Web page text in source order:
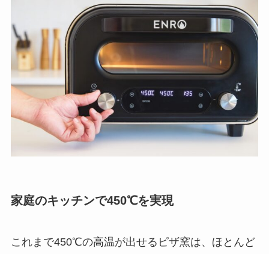
家庭のキッチンで450℃を実現
これまで450℃の高温が出せるピザ窯は、ほとんど